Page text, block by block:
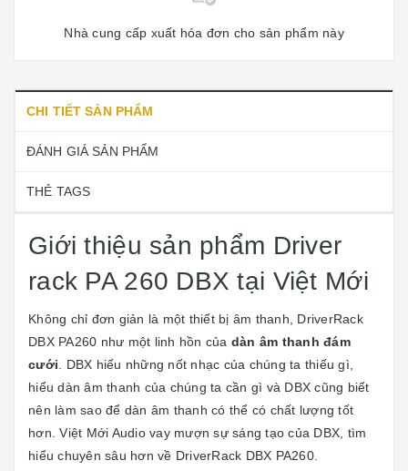
Nhà cung cấp xuất hóa đơn cho sản phẩm này
CHI TIẾT SẢN PHẨM
ĐÁNH GIÁ SẢN PHẨM
THẺ TAGS
Giới thiệu sản phẩm Driver
rack PA 260 DBX tại Việt Mới
Không chỉ đơn giản là một thiết bị âm thanh, DriverRack
DBX PA260 như một linh hồn của dàn âm thanh đám
cưới . DBX hiểu những nốt nhạc của chúng ta thiếu gì,
hiểu dàn âm thanh của chúng ta cần gì và DBX cũng biết
nên làm sao để dàn âm thanh có thể có chất lượng tốt
hơn. Việt Mới Audio vay mượn sự sáng tạo của DBX, tìm
hiểu chuyên sâu hơn về DriverRack DBX PA260.